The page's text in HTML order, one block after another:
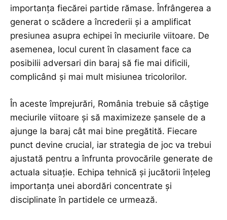
importanța fiecărei partide rămase. Înfrângerea a
generat o scădere a încrederii și a amplificat
presiunea asupra echipei în meciurile viitoare. De
asemenea, locul curent în clasament face ca
posibilii adversari din baraj să fie mai dificili,
complicând și mai mult misiunea tricolorilor.
În aceste împrejurări, România trebuie să câștige
meciurile viitoare și să maximizeze șansele de a
ajunge la baraj cât mai bine pregătită. Fiecare
punct devine crucial, iar strategia de joc va trebui
ajustată pentru a înfrunta provocările generate de
actuala situație. Echipa tehnică și jucătorii înțeleg
importanța unei abordări concentrate și
disciplinate în partidele ce urmează.